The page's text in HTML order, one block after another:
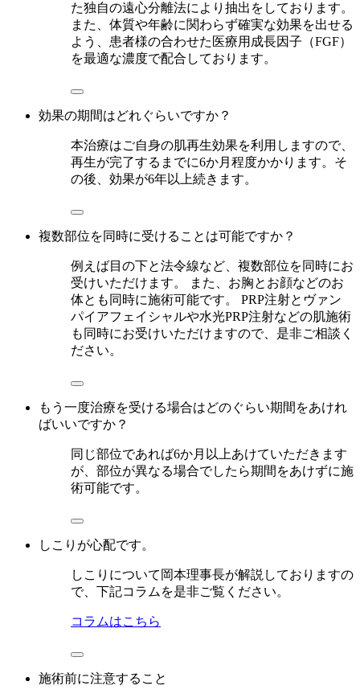
た独自の遠心分離法により抽出をしております。
また、体質や年齢に関わらず確実な効果を出せる
よう、患者様の合わせた医療用成長因子（FGF）
を最適な濃度で配合しております。
効果の期間はどれぐらいですか？
本治療はご自身の肌再生効果を利用しますので、
再生が完了するまでに6か月程度かかります。そ
の後、効果が6年以上続きます。
複数部位を同時に受けることは可能ですか？
例えば目の下と法令線など、複数部位を同時にお
受けいただけます。 また、お胸とお顔などのお
体とも同時に施術可能です。 PRP注射とヴァン
パイアフェイシャルや水光PRP注射などの肌施術
も同時にお受けいただけますので、是非ご相談く
ださい。
もう一度治療を受ける場合はどのぐらい期間をあけれ
ばいいですか？
同じ部位であれば6か月以上あけていただきます
が、部位が異なる場合でしたら期間をあけずに施
術可能です。
しこりが心配です。
しこりについて岡本理事長が解説しておりますの
で、下記コラムを是非ご覧ください。
コラムはこちら
施術前に注意すること